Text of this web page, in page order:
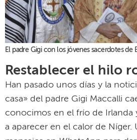
casa» del padre Gigi Maccalli
conocimos en el frío de Irlanda
a aparecer en el calor de
mensajes enWhatsApppara dar
¿Qué significa volver a casa
secuestro, de la liberación, de
Volver a casa significa